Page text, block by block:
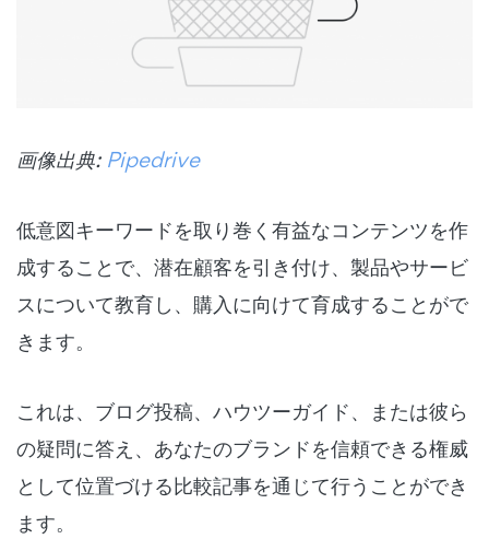
画像出典: Pipedrive
低意図キーワードを取り巻く有益なコンテンツを作
成することで、潜在顧客を引き付け、製品やサービ
スについて教育し、購入に向けて育成することがで
きます。
これは、ブログ投稿、ハウツーガイド、または彼ら
の疑問に答え、あなたのブランドを信頼できる権威
として位置づける比較記事を通じて行うことができ
ます。